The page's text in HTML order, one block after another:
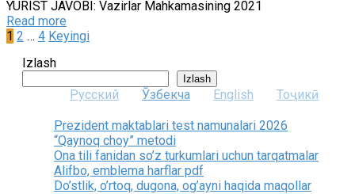
YURIST JAVOBI: Vazirlar Mahkamasining 2021
Read more
Posts
1 2 … 4 Keyingi
Izlash
Izlash
Русский Ўзбекча English Тоҷикӣ
Prezident maktablari test namunalari 2026
“Qaynoq choy” metodi
Ona tili fanidan so’z turkumlari uchun tarqatmalar
Alifbo, emblema harflar pdf
Do’stlik, o’rtoq, dugona, og’ayni haqida maqollar